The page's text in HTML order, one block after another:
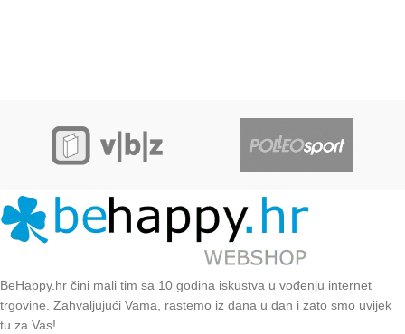
BeHappy.hr čini mali tim sa 10 godina iskustva u vođenju internet
trgovine. Zahvaljujući Vama, rastemo iz dana u dan i zato smo uvijek
tu za Vas!